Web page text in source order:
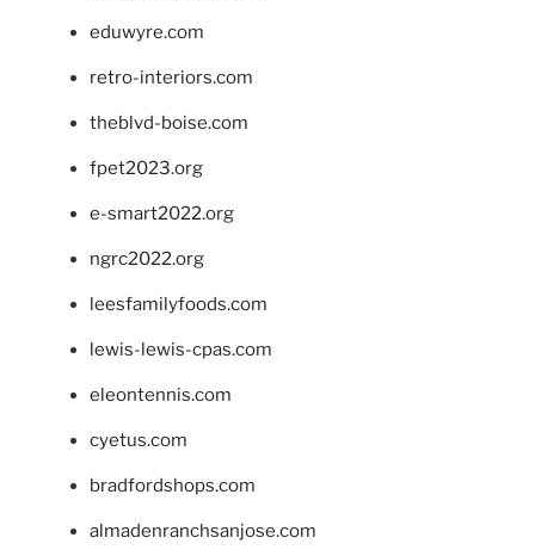
eduwyre.com
retro-interiors.com
theblvd-boise.com
fpet2023.org
e-smart2022.org
ngrc2022.org
leesfamilyfoods.com
lewis-lewis-cpas.com
eleontennis.com
cyetus.com
bradfordshops.com
almadenranchsanjose.com